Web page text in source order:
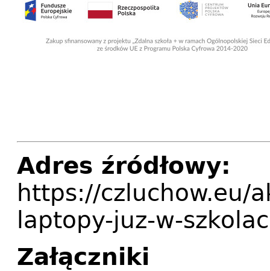
Adres źródłowy:
https://czluchow.eu/
laptopy-juz-w-
Załączniki